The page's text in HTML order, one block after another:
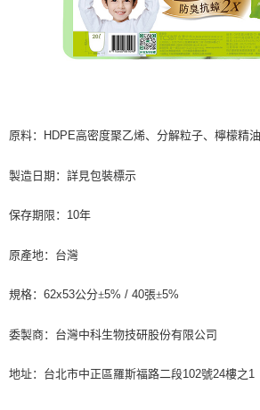
處理、利用，詳參 AFTEE 官網之『個人資料蒐集
https://aftee.tw/privacypolicy/
若款項超過繳費期限，將根據當次的金額加收年利
繫恩沛科技股份有限公司。若您不同意我們將上開
料，請勿選用本服務。
原料： HDPE高密度聚乙烯、分解粒子、檸檬精油
製造日期：詳見包裝標示
保存期限： 10年
原產地：台灣
規格： 62x53公分±5% / 40張±5%
委製商：台灣中科生物技研股份有限公司
地址：台北市中正區羅斯福路二段102號24樓之 1